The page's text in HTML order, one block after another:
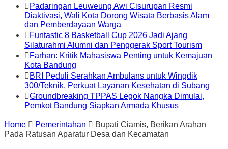
Padaringan Leuweung Awi Cisurupan Resmi
Diaktivasi, Wali Kota Dorong Wisata Berbasis Alam
dan Pemberdayaan Warga
Funtastic 8 Basketball Cup 2026 Jadi Ajang
Silaturahmi Alumni dan Penggerak Sport Tourism
Farhan: Kritik Mahasiswa Penting untuk Kemajuan
Kota Bandung
BRI Peduli Serahkan Ambulans untuk Wingdik
300/Teknik, Perkuat Layanan Kesehatan di Subang
Groundbreaking TPPAS Legok Nangka Dimulai,
Pemkot Bandung Siapkan Armada Khusus
Home Pemerintahan
Bupati Ciamis, Berikan Arahan
Pada Ratusan Aparatur Desa dan Kecamatan